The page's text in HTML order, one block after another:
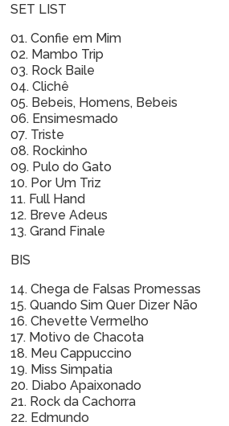
SET LIST
01. Confie em Mim
02. Mambo Trip
03. Rock Baile
04. Clichê
05. Bebeis, Homens, Bebeis
06. Ensimesmado
07. Triste
08. Rockinho
09. Pulo do Gato
10. Por Um Triz
11. Full Hand
12. Breve Adeus
13. Grand Finale
BIS
14. Chega de Falsas Promessas
15. Quando Sim Quer Dizer Não
16. Chevette Vermelho
17. Motivo de Chacota
18. Meu Cappuccino
19. Miss Simpatia
20. Diabo Apaixonado
21. Rock da Cachorra
22. Edmundo